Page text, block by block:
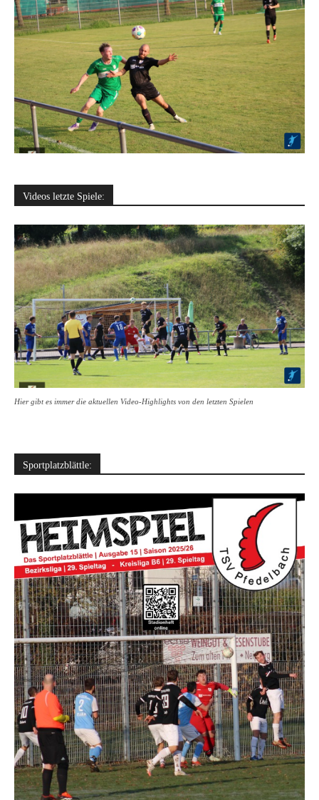
Videos letzte Spiele:
Hier gibt es immer die aktuellen Video-Highlights von den letzten Spielen
Sportplatzblättle: